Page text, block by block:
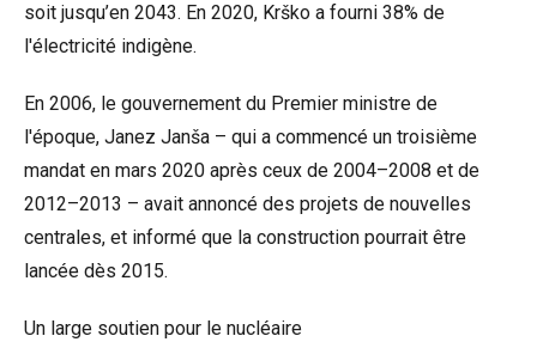
soit jusqu’en 2043. En 2020, Krško a fourni 38% de
l'électricité indigène.
En 2006, le gouvernement du Premier ministre de
l'époque, Janez Janša – qui a commencé un troisième
mandat en mars 2020 après ceux de 2004–2008 et de
2012–2013 – avait annoncé des projets de nouvelles
centrales, et informé que la construction pourrait être
lancée dès 2015.
Un large soutien pour le nucléaire